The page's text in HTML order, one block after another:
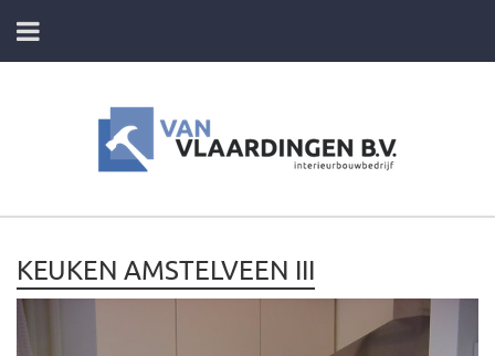
CONTACT
KEUKEN AMSTELVEEN III